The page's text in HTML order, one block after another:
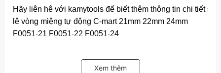
Hãy liên hê với kamytools để biết thêm thông tin chi tiết
lê vòng miệng tự động C-mart 21mm 22mm 24mm
F0051-21 F0051-22 F0051-24
Xem thêm